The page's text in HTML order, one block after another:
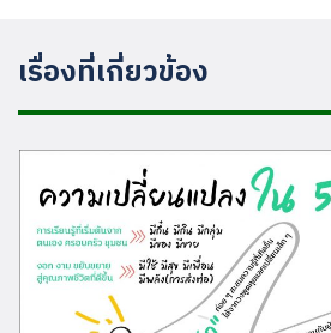
เรื่องที่เกี่ยวข้อง